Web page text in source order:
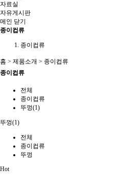
자료실
자유게시판
메인 닫기
종이컵류
종이컵류
홈 > 제품소개 > 종이컵류
종이컵류
전체
종이컵류
뚜껑(1)
뚜껑(1)
전체
종이컵류
뚜껑
Hot